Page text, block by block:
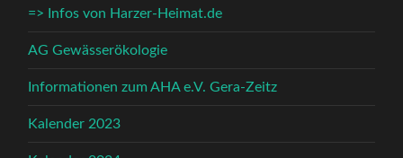
=> Infos von Harzer-Heimat.de
AG Gewässerökologie
Informationen zum AHA e.V. Gera-Zeitz
Kalender 2023